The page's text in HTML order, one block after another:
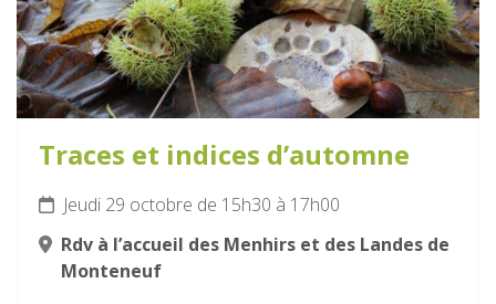
Traces et indices d’automne
Jeudi 29 octobre de 15h30 à 17h00
Rdv à l’accueil des Menhirs et des Landes de
Monteneuf